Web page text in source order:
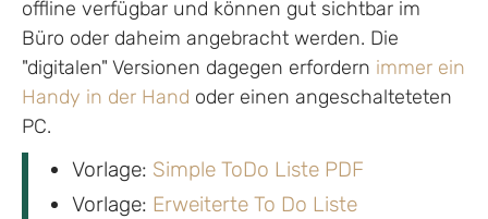
offline verfügbar und können gut sichtbar im
Büro oder daheim angebracht werden. Die
"digitalen" Versionen dagegen erfordern immer ein
Handy in der Hand oder einen angeschalteteten
PC.
Vorlage: Simple ToDo Liste PDF
Vorlage: Erweiterte To Do Liste